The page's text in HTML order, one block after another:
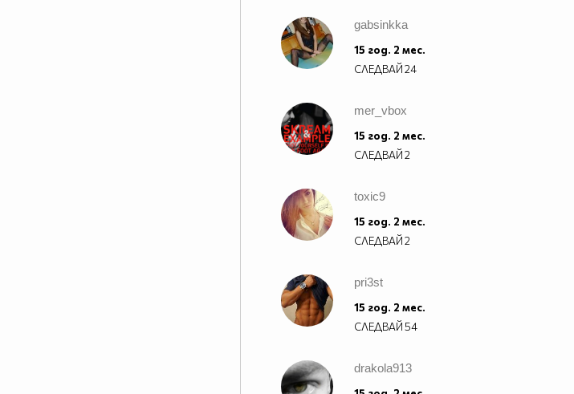
gabsinkka
15 год. 2 мес.
СЛЕДВАЙ24
mer_vbox
15 год. 2 мес.
СЛЕДВАЙ2
toxic9
15 год. 2 мес.
СЛЕДВАЙ2
pri3st
15 год. 2 мес.
СЛЕДВАЙ54
drakola913